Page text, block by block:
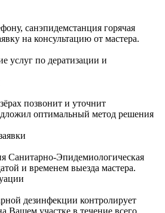
санэпидемстанция горячая
на консультацию от мастера.
услуг по дератизации и
позвонит и уточнит
оптимальный метод решения
Санитарно-Эпидемиологическая
и временем выезда мастера.
дезинфекции контролирует
Вашем участке в течение всего